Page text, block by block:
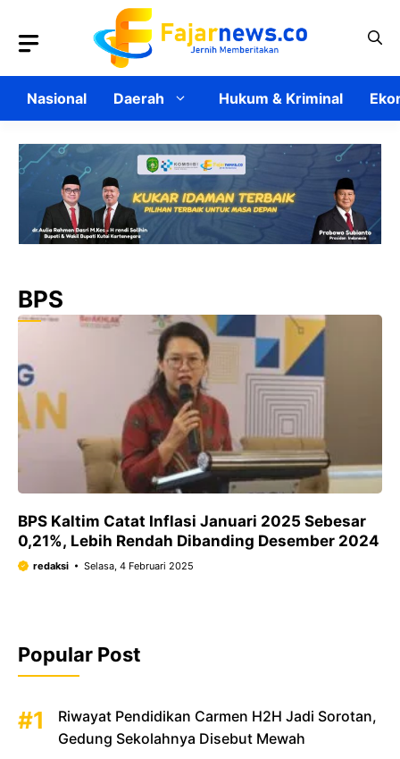
Nasional Daerah Hukum & Kriminal
BPS
BPS Kaltim Catat Inflasi Januari 2025 Sebesar
0,21%, Lebih Rendah Dibanding Desember 2024
redaksi Selasa, 4 Februari 2025
Popular Post
Riwayat Pendidikan Carmen H2H Jadi Sorotan,
Gedung Sekolahnya Disebut Mewah